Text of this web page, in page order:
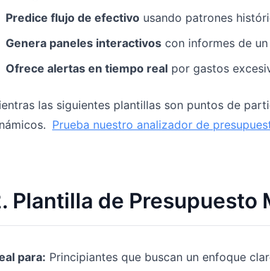
Predice flujo de efectivo usando patrones
Genera paneles interactivos con informes de
Ofrece alertas en tiempo real por gastos
las siguientes plantillas son puntos de
Prueba nuestro analizador de
Plantilla de Presupuesto
para: Principiantes que buscan un enfoque